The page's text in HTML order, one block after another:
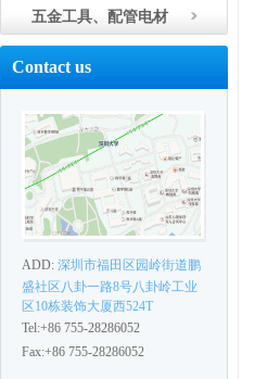
五金工具、配管电材
Contact us
ADD: 深圳市福田区园岭街道鹏
盛社区八卦一路8号八卦岭工业
区10栋装饰大厦西524T
Tel:+86 755-28286052
Fax:+86 755-28286052